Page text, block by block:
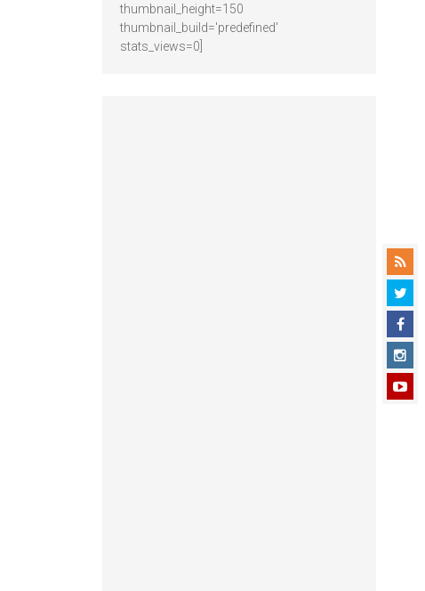
thumbnail_height=150
thumbnail_build='predefined'
stats_views=0]